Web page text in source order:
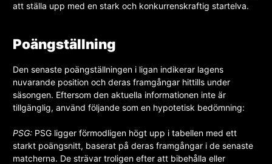
att ställa upp med en stark och konkurrenskraftig startelva.
Poängställning
Den senaste poängställningen i ligan indikerar lagens
nuvarande position och deras framgångar hittills under
säsongen. Eftersom den aktuella informationen inte är
tillgänglig, använd följande som en hypotetisk bedömning:
PSG: PSG ligger förmodligen högt upp i tabellen med ett
starkt poängsnitt, baserat på deras framgångar i de senaste
matcherna. De strävar troligen efter att bibehålla eller